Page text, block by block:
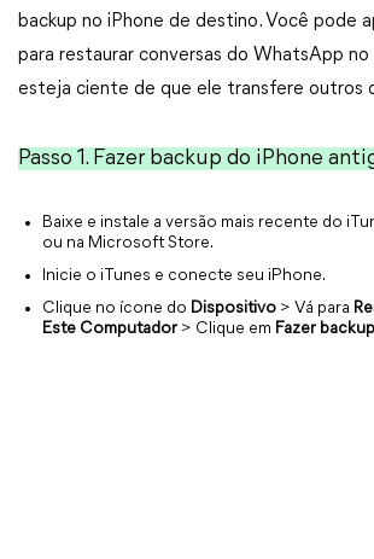
backup no iPhone de destino. Você pode
para restaurar conversas do WhatsApp no
esteja ciente de que ele transfere outros
Passo 1. Fazer backup do iPhone
Baixe e instale a versão mais recente do
ou na Microsoft Store.
Inicie o iTunes e conecte seu iPhone.
Clique no ícone do Dispositivo > Vá para
Este Computador > Clique em Fazer